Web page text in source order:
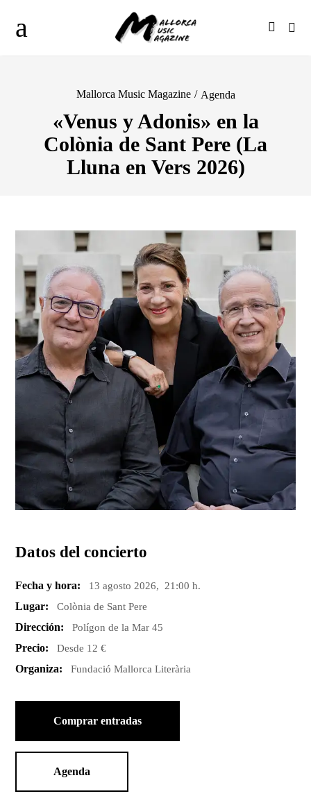
Mallorca Music Magazine / Agenda
«Venus y Adonis» en la
Colònia de Sant Pere (La
Lluna en Vers 2026)
Datos del concierto
Fecha y hora: 13 agosto 2026, 21:00 h.
Lugar: Colònia de Sant Pere
Dirección: Polígon de la Mar 45
Precio: Desde 12 €
Organiza: Fundació Mallorca Literària
Comprar entradas
Agenda